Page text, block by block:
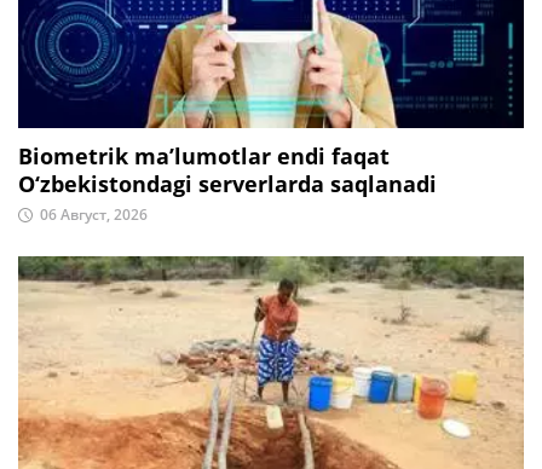
Biometrik ma’lumotlar endi faqat
O‘zbekistondagi serverlarda saqlanadi
06 Август, 2026